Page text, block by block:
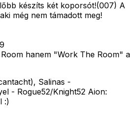
készíts két koporsót!(007) A
még nem támadott meg!
hanem "Work The Room" a
Salinas -
- Rogue52/Knight52 Aion:
:)